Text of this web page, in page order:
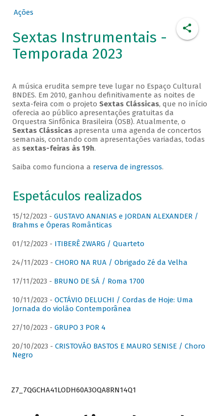
Ações
Sextas Instrumentais -
Temporada 2023
A música erudita sempre teve lugar no Espaço Cultural
BNDES. Em 2010, ganhou definitivamente as noites de
sexta-feira com o projeto Sextas Clássicas, que no início
oferecia ao público apresentações gratuitas da
Orquestra Sinfônica Brasileira (OSB). Atualmente, o
Sextas Clássicasapresenta uma agenda de concertos
semanais, contando com apresentações variadas, todas
as sextas-feiras às 19h.
Saiba como funciona a reserva de ingressos.
Espetáculos realizados
15/12/2023 - GUSTAVO ANANIAS e JORDAN ALEXANDER /
Brahms e Óperas Românticas
01/12/2023 - ITIBERÊ ZWARG / Quarteto
24/11/2023 - CHORO NA RUA / Obrigado Zé da Velha
17/11/2023 - BRUNO DE SÁ / Roma 1700
10/11/2023 - OCTÁVIO DELUCHI / Cordas de Hoje: Uma
Jornada do violão Contemporânea
27/10/2023 - GRUPO 3 POR 4
20/10/2023 - CRISTOVÃO BASTOS E MAURO SENISE / Choro
Negro
Z7_7QGCHA41LODH60A3OQA8RN14Q1